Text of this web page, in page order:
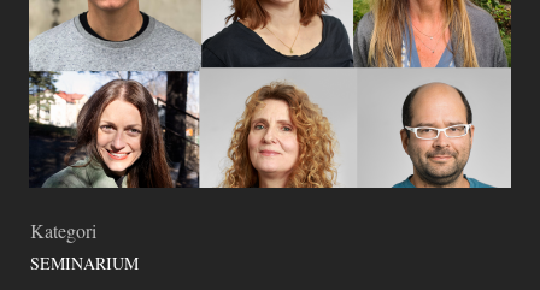
Kategori
SEMINARIUM